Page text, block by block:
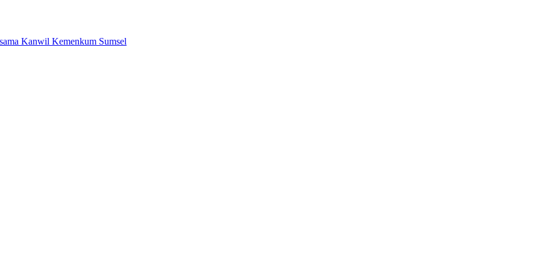
Kanwil Kemenkum Sumsel
dengan Harga Spesial
Menuju Pemilu 2029
4 Dukung Kedaulatan Energi